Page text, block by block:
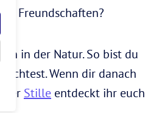
Freundschaften?
in der Natur. So bist du
Wenn dir danach
der Stille entdeckt ihr euch